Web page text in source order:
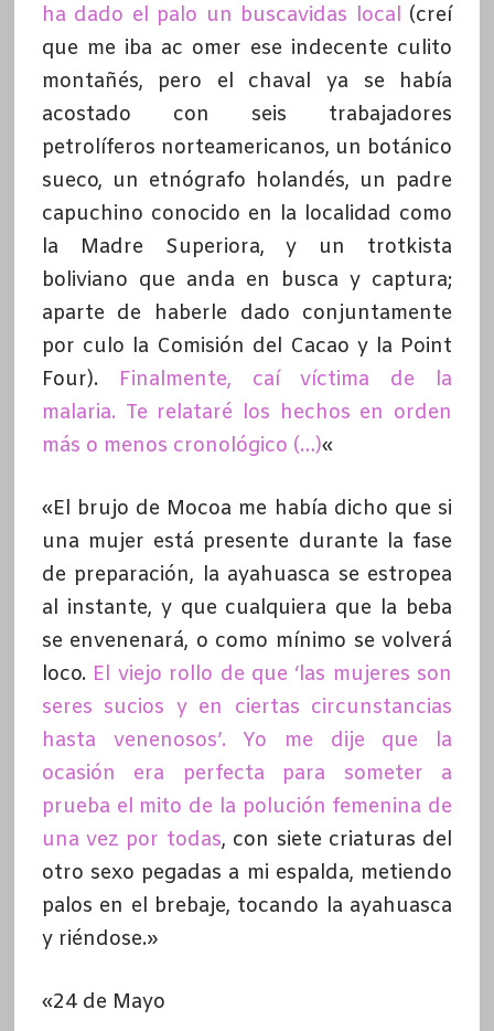
ha dado el palo un buscavidas local (creí
que me iba ac omer ese indecente culito
montañés, pero el chaval ya se había
acostado con seis trabajadores
petrolíferos norteamericanos, un botánico
sueco, un etnógrafo holandés, un padre
capuchino conocido en la localidad como
la Madre Superiora, y un trotkista
boliviano que anda en busca y captura;
aparte de haberle dado conjuntamente
por culo la Comisión del Cacao y la Point
Four). Finalmente, caí víctima de la
malaria. Te relataré los hechos en orden
más o menos cronológico (…)«
«El brujo de Mocoa me había dicho que si
una mujer está presente durante la fase
de preparación, la ayahuasca se estropea
al instante, y que cualquiera que la beba
se envenenará, o como mínimo se volverá
loco. El viejo rollo de que ‘las mujeres son
seres sucios y en ciertas circunstancias
hasta venenosos’. Yo me dije que la
ocasión era perfecta para someter a
prueba el mito de la polución femenina de
una vez por todas, con siete criaturas del
otro sexo pegadas a mi espalda, metiendo
palos en el brebaje, tocando la ayahuasca
y riéndose.»
«24 de Mayo